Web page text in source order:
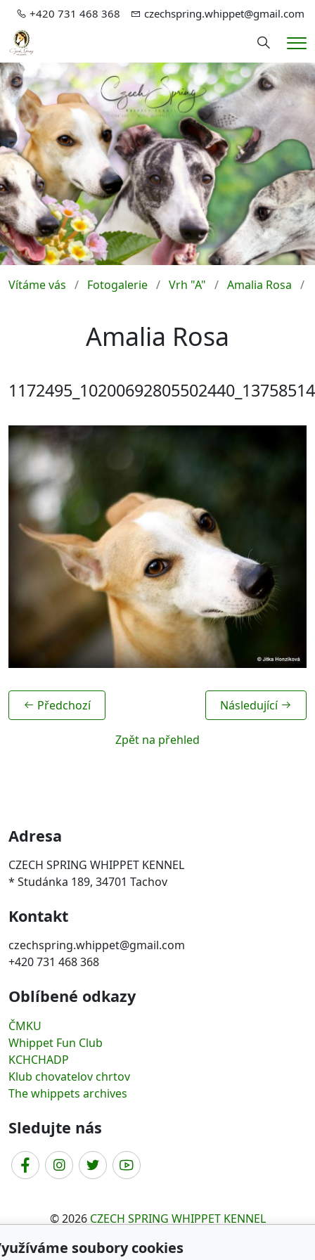
+420 731 468 368 czechspring.whippet@gmail.com
Hledání
Vítáme vás Fotogalerie Vrh "A" Amalia Rosa
Amalia Rosa
Předchozí
Zpět na přehled
Následující
Adresa
CZECH SPRING WHIPPET KENNEL
* Studánka 189, 34701 Tachov
Kontakt
czechspring.whippet@gmail.com
+420 731 468 368
Oblíbené odkazy
ČMKU
Whippet Fun Club
KCHCHADP
Klub chovatelov chrtov
The whippets archives
Sledujte nás
© 2026 CZECH SPRING WHIPPET KENNEL
soubory cookies